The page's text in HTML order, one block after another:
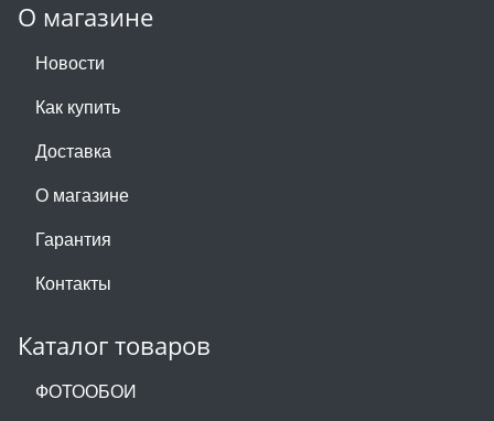
О магазине
Новости
Как купить
Доставка
О магазине
Гарантия
Контакты
Каталог товаров
ФОТООБОИ